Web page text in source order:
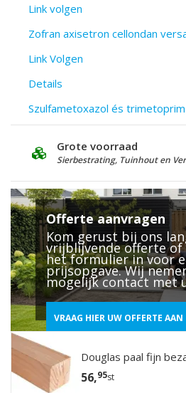
Link volgen
Zofran axisetron cellondan
Link Volgen
Details
Szulfametoxazol és
Deskundig Advies
25 jaar ervaring
Offerte aanvragen
Kom gerust bij ons
vrijblijvende offerte of
het formulier in voor
prijsopgave. Wij
mogelijk contact met
VRAAG HIER UW OFFERTE AAN
Douglas paal fijn
56,95st